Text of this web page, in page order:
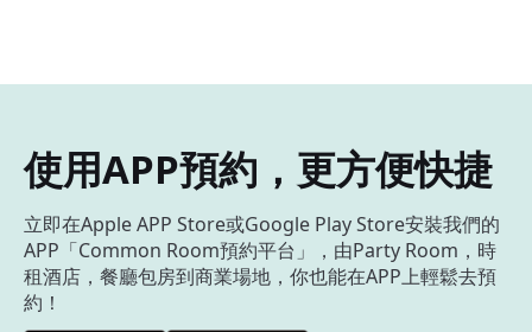
使用APP預約，更方便快捷
立即在Apple APP Store或Google Play Store安裝我們的
APP「Common Room預約平台」，由Party Room，時
租酒店，餐廳包房到商業場地，你也能在APP上輕鬆去預
約！